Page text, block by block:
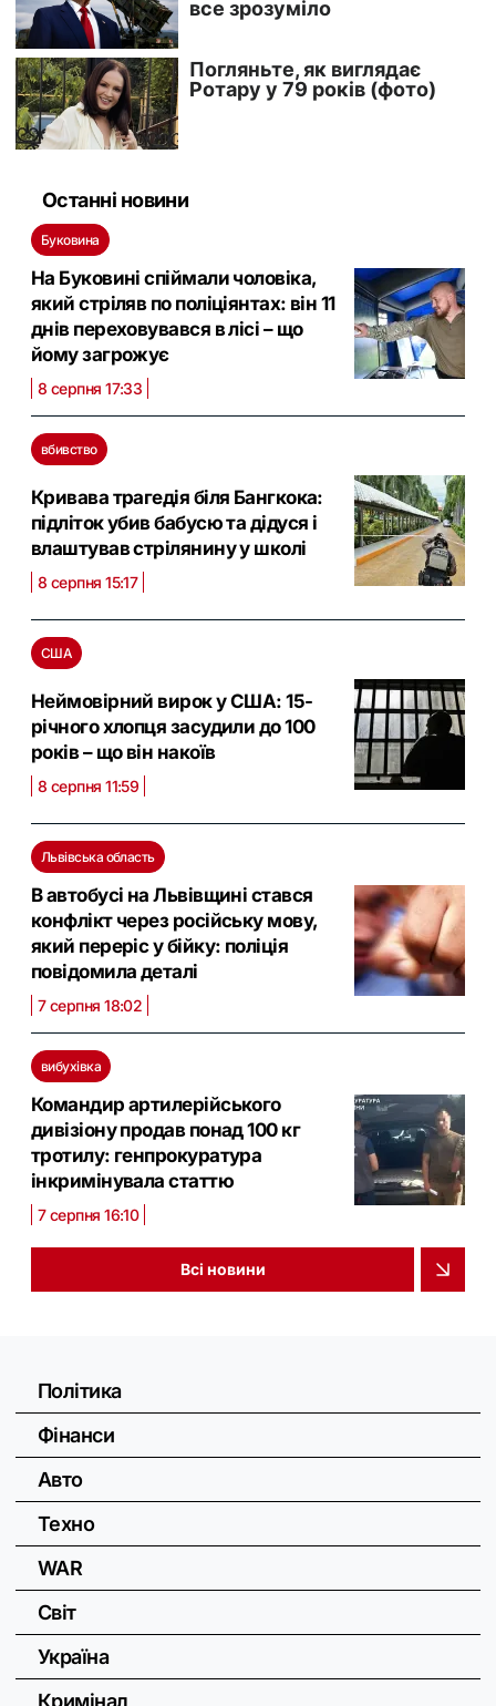
Останні новини
Буковина
На Буковині спіймали чоловіка,
який стріляв по поліціянтах: він 11
днів переховувався в лісі – що
йому загрожує
8 серпня 17:33
вбивство
Кривава трагедія біля Бангкока:
підліток убив бабусю та дідуся і
влаштував стрілянину у школі
8 серпня 15:17
США
Неймовірний вирок у США: 15-
річного хлопця засудили до 100
років – що він накоїв
8 серпня 11:59
Львівська область
В автобусі на Львівщині стався
конфлікт через російську мову,
який переріс у бійку: поліція
повідомила деталі
7 серпня 18:02
вибухівка
Командир артилерійського
дивізіону продав понад 100 кг
тротилу: генпрокуратура
інкримінувала статтю
7 серпня 16:10
Всі новини
Політика
Фінанси
Авто
Техно
WAR
Світ
Україна
Кримінал